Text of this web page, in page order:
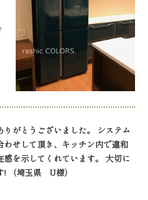
りがとうございました。 システム
せして頂き、キッチン内で違和
を示してくれています。 大切に
! （埼玉県 U様）